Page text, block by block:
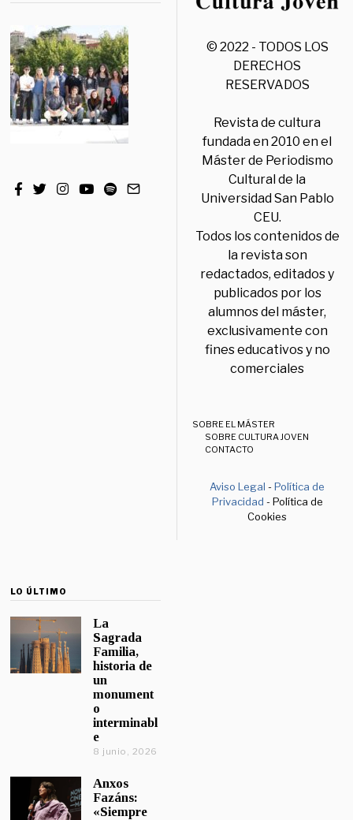
© 2022 - TODOS LOS
DERECHOS
RESERVADOS
Revista de cultura
fundada en 2010 en el
Máster de Periodismo
Cultural de la
Universidad San Pablo
CEU.
Todos los contenidos de
la revista son
redactados, editados y
publicados por los
alumnos del máster,
exclusivamente con
fines educativos y no
comerciales
SOBRE EL MÁSTER
SOBRE CULTURA JOVEN
CONTACTO
Aviso Legal -Política de
Privacidad - Política de
Cookies
LO ÚLTIMO
La
Sagrada
Familia,
historia de
un
monument
o
interminabl
e
8 junio, 2026
Anxos
Fazáns:
«Siempre